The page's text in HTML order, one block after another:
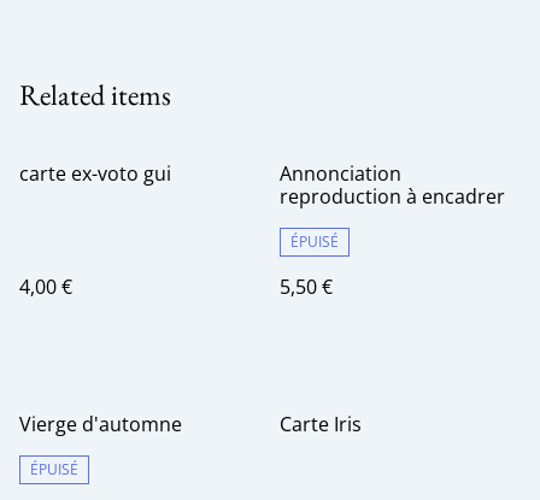
Related items
carte ex-voto gui
4,00 €
Annonciation
reproduction à encadrer
ÉPUISÉ
5,50 €
Vierge d'automne
ÉPUISÉ
Carte Iris